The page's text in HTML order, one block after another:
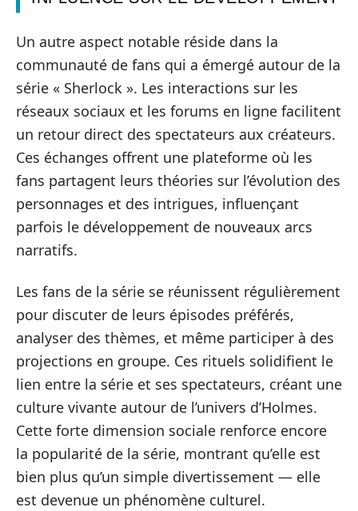
Un autre aspect notable réside dans la
communauté de fans qui a émergé autour de la
série « Sherlock ». Les interactions sur les
réseaux sociaux et les forums en ligne facilitent
un retour direct des spectateurs aux créateurs.
Ces échanges offrent une plateforme où les
fans partagent leurs théories sur l’évolution des
personnages et des intrigues, influençant
parfois le développement de nouveaux arcs
narratifs.
Les fans de la série se réunissent régulièrement
pour discuter de leurs épisodes préférés,
analyser des thèmes, et même participer à des
projections en groupe. Ces rituels solidifient le
lien entre la série et ses spectateurs, créant une
culture vivante autour de l’univers d’Holmes.
Cette forte dimension sociale renforce encore
la popularité de la série, montrant qu’elle est
bien plus qu’un simple divertissement — elle
est devenue un phénomène culturel.